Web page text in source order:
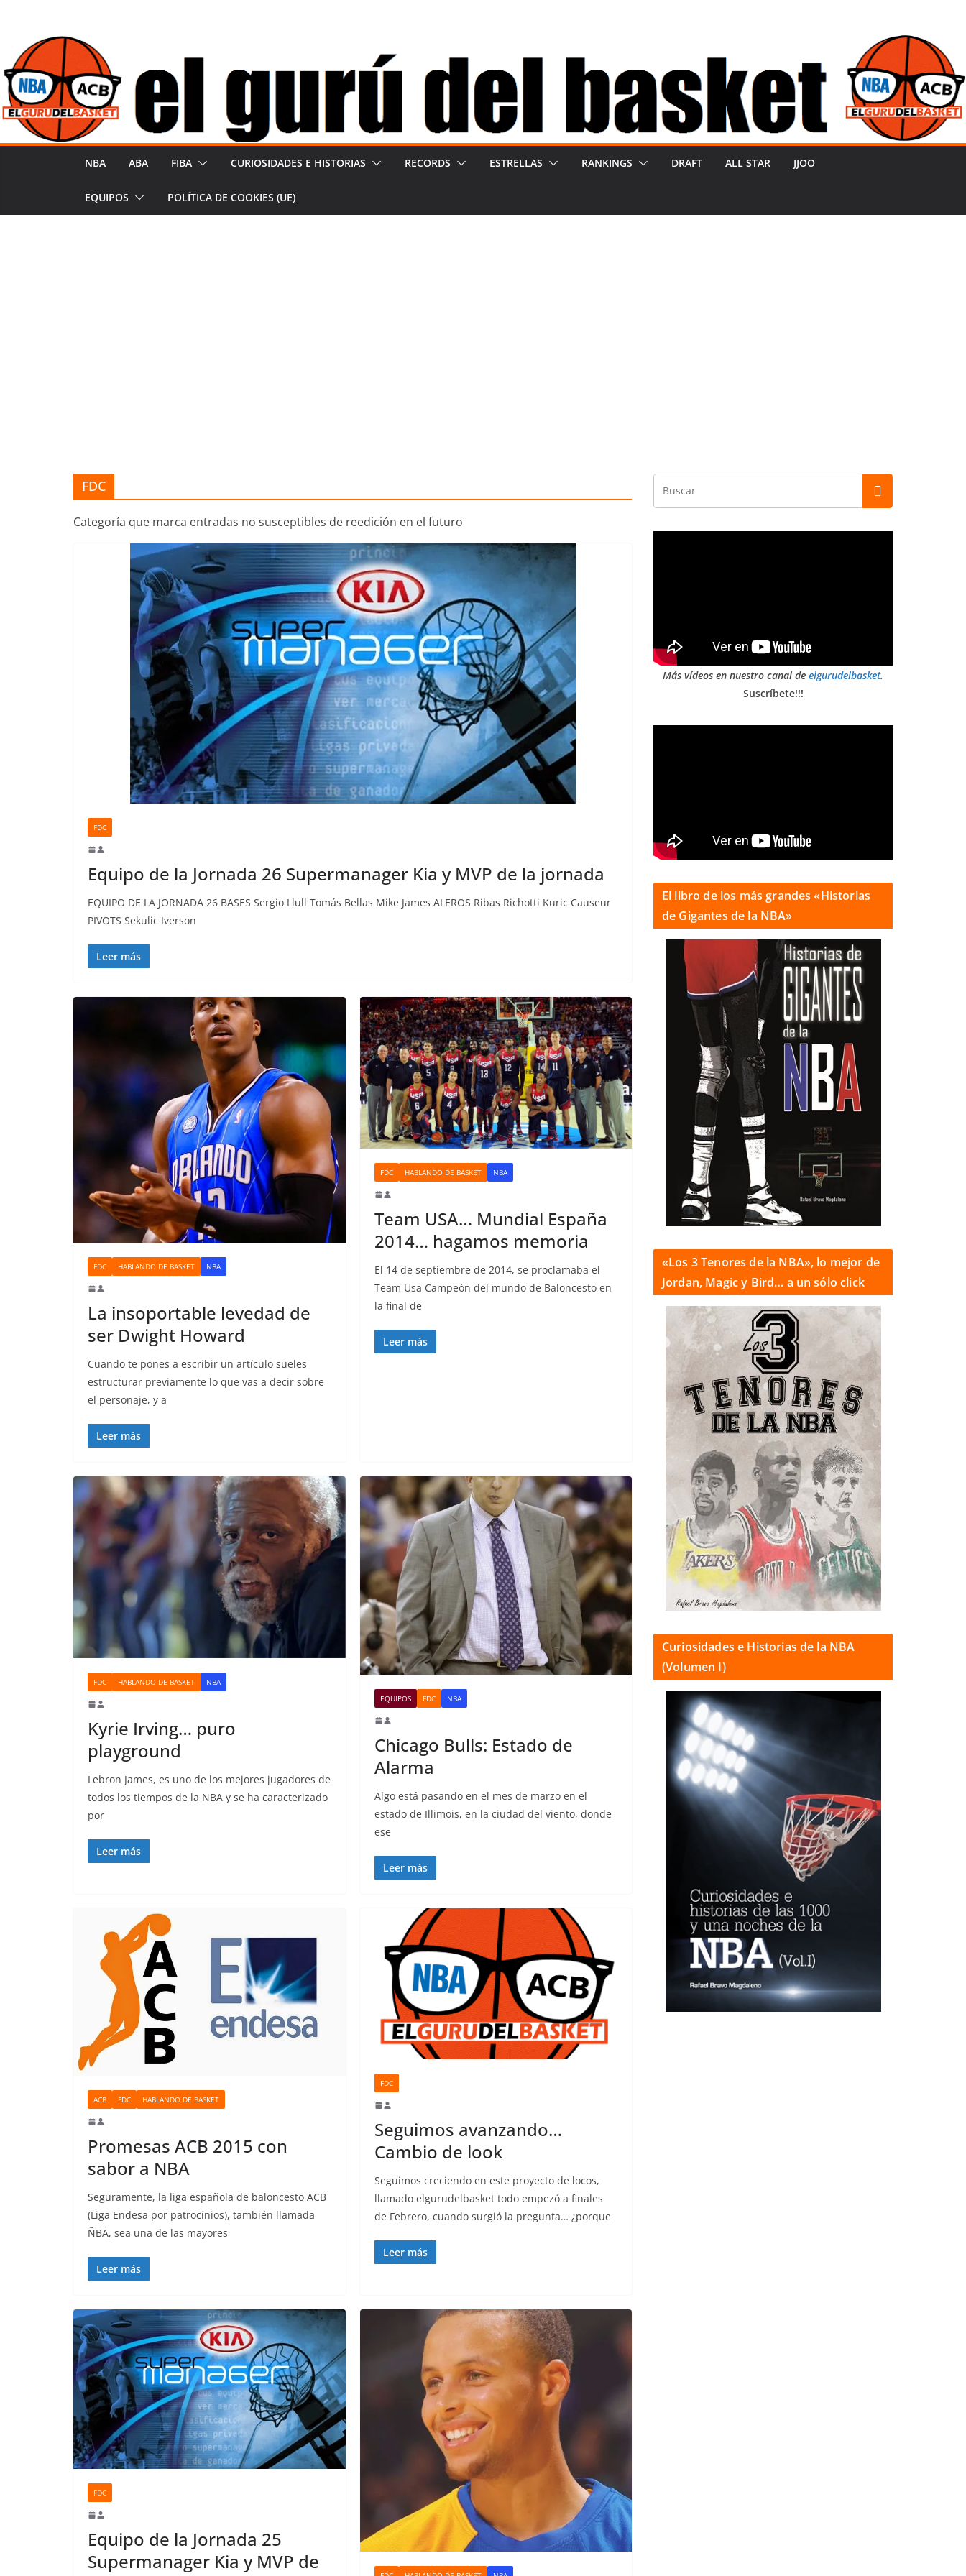
contenido
NBA ABA FIBA CURIOSIDADES E HISTORIAS RECORDS ESTRELLAS RANKINGS DRAFT ALL STAR JJOO
EQUIPOS POLÍTICA DE COOKIES (UE)
FDC
Categoría que marca entradas no susceptibles de reedición en el futuro
FDC
Equipo de la Jornada 26 Supermanager Kia y MVP de la jornada
EQUIPO DE LA JORNADA 26 BASES Sergio Llull Tomás Bellas Mike James ALEROS Ribas Richotti Kuric Causeur
PIVOTS Sekulic Iverson
Leer más
FDC HABLANDO DE BASKET NBA
La insoportable levedad de
ser Dwight Howard
Cuando te pones a escribir un artículo sueles
estructurar previamente lo que vas a decir sobre
el personaje, y a
Leer más
FDC HABLANDO DE BASKET NBA
Team USA… Mundial España
2014… hagamos memoria
El 14 de septiembre de 2014, se proclamaba el
Team Usa Campeón del mundo de Baloncesto en
la final de
Leer más
FDC HABLANDO DE BASKET NBA
Kyrie Irving… puro
playground
Lebron James, es uno de los mejores jugadores de
todos los tiempos de la NBA y se ha caracterizado
por
Leer más
EQUIPOS FDC NBA
Chicago Bulls: Estado de
Alarma
Algo está pasando en el mes de marzo en el
estado de Illimois, en la ciudad del viento, donde
ese
Leer más
ACB FDC HABLANDO DE BASKET
Promesas ACB 2015 con
sabor a NBA
Seguramente, la liga española de baloncesto ACB
(Liga Endesa por patrocinios), también llamada
ÑBA, sea una de las mayores
Leer más
FDC
Seguimos avanzando…
Cambio de look
Seguimos creciendo en este proyecto de locos,
llamado elgurudelbasket todo empezó a finales
de Febrero, cuando surgió la pregunta… ¿porque
Leer más
FDC
Equipo de la Jornada 25
Supermanager Kia y MVP de
Más vídeos en nuestro canal de elgurudelbasket.
Suscríbete!!!
El libro de los más grandes «Historias
de Gigantes de la NBA»
«Los 3 Tenores de la NBA», lo mejor de
Jordan, Magic y Bird… a un sólo click
Curiosidades e Historias de la NBA
(Volumen I)